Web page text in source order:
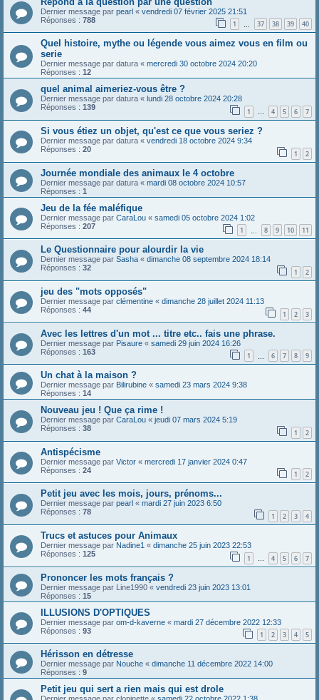
Dernier message par pearl « vendredi 07 février 2025 21:51
Réponses : 788 1 37 38 39 40
Quel histoire, mythe ou légende vous aimez vous en film ou
serie
Dernier message par datura « mercredi 30 octobre 2024 20:20
Réponses : 12
quel animal aimeriez-vous être ?
Dernier message par datura « lundi 28 octobre 2024 20:28
Réponses : 139 1 … 4 5 6 7
Si vous étiez un objet, qu'est ce que vous seriez ?
Dernier message par datura « vendredi 18 octobre 2024 9:34
Réponses : 20 1 2
Journée mondiale des animaux le 4 octobre
Dernier message par datura « mardi 08 octobre 2024 10:57
Réponses : 1
Jeu de la fée maléfique
Dernier message par CaraLou « samedi 05 octobre 2024 1:02
Réponses : 207 1 8 9 10 11
Le Questionnaire pour alourdir la vie
Dernier message par Sasha « dimanche 08 septembre 2024 18:14
Réponses : 32 1 2
jeu des "mots opposés"
Dernier message par clémentine « dimanche 28 juillet 2024 11:13
Réponses : 44 1 2 3
Avec les lettres d'un mot ... titre etc.. fais une phrase.
Dernier message par Pisaure « samedi 29 juin 2024 16:26
Réponses : 163 1 6 7 8 9
Un chat à la maison ?
Dernier message par Bilirubine « samedi 23 mars 2024 9:38
Réponses : 14
Nouveau jeu ! Que ça rime !
Dernier message par CaraLou « jeudi 07 mars 2024 5:19
Réponses : 38 1 2
Antispécisme
Dernier message par Victor « mercredi 17 janvier 2024 0:47
Réponses : 24 1 2
Petit jeu avec les mois, jours, prénoms...
Dernier message par pearl « mardi 27 juin 2023 6:50
Réponses : 78 1 2 3 4
Trucs et astuces pour Animaux
Dernier message par Nadine1 « dimanche 25 juin 2023 22:53
Réponses : 125 1 … 4 5 6 7
Prononcer les mots français ?
Dernier message par Line1990 « vendredi 23 juin 2023 13:01
Réponses : 15
ILLUSIONS D'OPTIQUES
Dernier message par om-d-kaverne « mardi 27 décembre 2022 12:33
Réponses : 93 1 2 3 4 5
Hérisson en détresse
Dernier message par Nouche « dimanche 11 décembre 2022 14:00
Réponses : 9
Petit jeu qui sert a rien mais qui est drole